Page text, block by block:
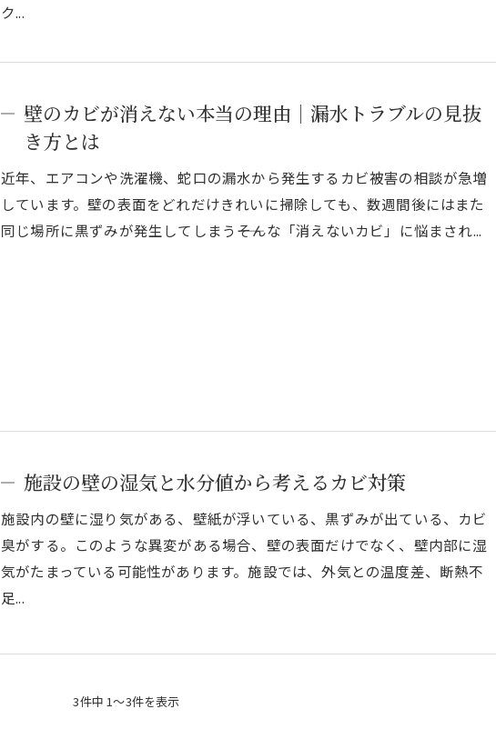
ク...
壁のカビが消えない本当の理由｜漏水トラブルの見抜
き方とは
近年、エアコンや洗濯機、蛇口の漏水から発生するカビ被害の相談が急増
しています。壁の表面をどれだけきれいに掃除しても、数週間後にはまた
同じ場所に黒ずみが発生してしまう――そんな「消えないカビ」に悩まされ...
施設の壁の湿気と水分値から考えるカビ対策
施設内の壁に湿り気がある、壁紙が浮いている、黒ずみが出ている、カビ
臭がする。このような異変がある場合、壁の表面だけでなく、壁内部に湿
気がたまっている可能性があります。施設では、外気との温度差、断熱不
足...
3件中 1～3件を表示